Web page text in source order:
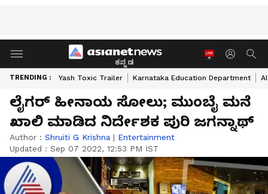
ಕನ್ನಡ
TRENDING : Yash Toxic Trailer Karnataka Education Department
ಲೈಗರ್ ಹೀನಾಯ ಸೋಲು; ಮುಂಬೈ ಮನೆ
ಖಾಲಿ ಮಾಡಿದ ನಿರ್ದೇಶಕ ಪುರಿ ಜಗನ್ನಾಥ್
Author : Shruiti G Krishna | Entertainment
Updated : Sep 07 2022, 12:53 PM IST